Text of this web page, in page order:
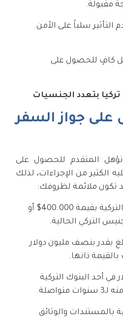
مقبولة.
التأثير سلباً على الأمن
كافٍ للحصول على
بتعدد الجنسيات
جواز السفر
المتقدم للحصول على
الكثير من الإجراءات، لذلك
تكون ملائمة لظروفك:
شراء عقار في الأراضي التركية بقيمة 400.000$ أو
التركي الحالية.
يقدر بنصف مليون دولار
ذاتها.
ألف دولار في أحد البنوك التركية
بالمستندات والوثائق